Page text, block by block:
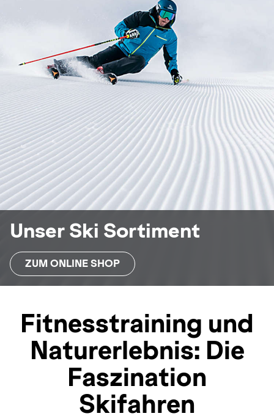
Unser Ski Sortiment
ZUM ONLINE SHOP
Fitnesstraining und
Naturerlebnis: Die
Faszination
Skifahren